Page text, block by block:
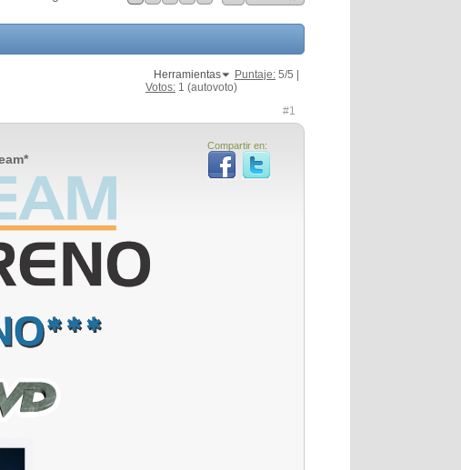
Herramientas Puntaje: 5/5 |
Votos: 1 (autovoto)
#1
Compartir en: